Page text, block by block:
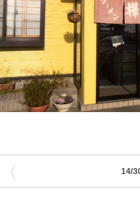
14/
〈